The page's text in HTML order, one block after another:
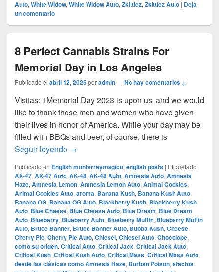
Auto, White Widow, White Widow Auto, Zkittlez, Zkittlez Auto | Deja
un comentario
8 Perfect Cannabis Strains For
Memorial Day in Los Angeles
Publicado el abril 12, 2025poradmin—No hay comentarios ↓
Visitas: 1Memorial Day 2023 is upon us, and we would
like to thank those men and women who have given
their lives in honor of America. While your day may be
filled with BBQs and beer, of course, there is
Seguir leyendo 8 Perfect Cannabis Strains For Memorial
→
Publicado en English monterreymagico, english posts | Etiquetado
AK-47, AK-47 Auto, AK-48, AK-48 Auto, Amnesia Auto, Amnesia
Haze, Amnesia Lemon, Amnesia Lemon Auto, Animal Cookies,
Animal Cookies Auto, aroma, Banana Kush, Banana Kush Auto,
Banana OG, Banana OG Auto, Blackberry Kush, Blackberry Kush
Auto, Blue Cheese, Blue Cheese Auto, Blue Dream, Blue Dream
Auto, Blueberry, Blueberry Auto, Blueberry Muffin, Blueberry Muffin
Auto, Bruce Banner, Bruce Banner Auto, Bubba Kush, Cheese,
Cherry Pie, Cherry Pie Auto, Chiesel, Chiesel Auto, Chocolope,
como su origen, Critical Auto, Critical Jack, Critical Jack Auto,
Critical Kush, Critical Kush Auto, Critical Mass, Critical Mass Auto,
desde las clásicas como Amnesia Haze, Durban Poison, efectos